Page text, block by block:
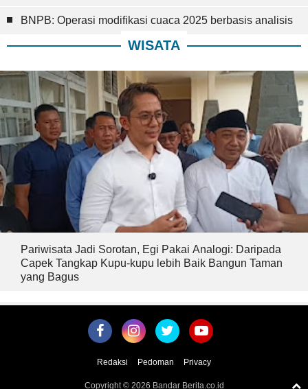
BNPB: Operasi modifikasi cuaca 2025 berbasis analisis
WISATA
Pariwisata Jadi Sorotan, Egi Pakai Analogi: Daripada
Capek Tangkap Kupu-kupu lebih Baik Bangun Taman
yang Bagus
Redaksi Pedoman Privacy
Copyright © 2026 Bandar Berita.co.id